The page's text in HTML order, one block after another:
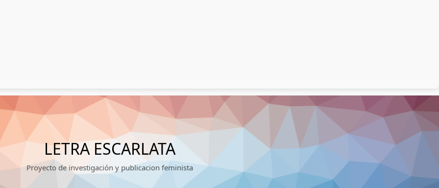
LETRA ESCARLATA
Proyecto de investigación y publicacion feminista